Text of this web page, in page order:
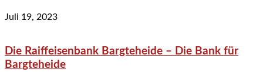
Juli 19, 2023
Die Raiffeisenbank Bargteheide – Die Bank für
Bargteheide